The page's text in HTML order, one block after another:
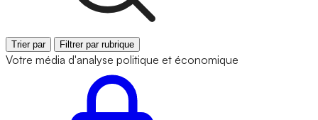
Trier par Filtrer par rubrique
Votre média d'analyse politique et économique